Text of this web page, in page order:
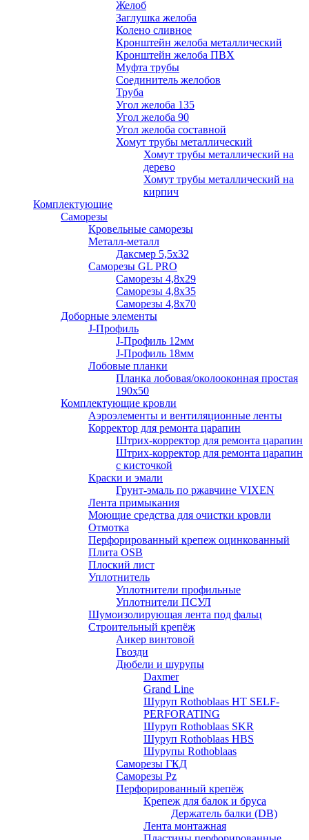
Желоб
Заглушка желоба
Колено сливное
Кронштейн желоба металлический
Кронштейн желоба ПВХ
Муфта трубы
Соединитель желобов
Труба
Угол желоба 135
Угол желоба 90
Угол желоба составной
Хомут трубы металлический
Хомут трубы металлический на
дерево
Хомут трубы металлический на
кирпич
Комплектующие
Саморезы
Кровельные саморезы
Металл-металл
Даксмер 5,5х32
Саморезы GL PRO
Сaморезы 4,8х29
Сaморезы 4,8х35
Сaморезы 4,8х70
Доборные элементы
J-Профиль
J-Профиль 12мм
J-Профиль 18мм
Лобовые планки
Планка лобовая/околооконная простая
190х50
Комплектующие кровли
Аэроэлементы и вентиляционные ленты
Корректор для ремонта царапин
Штрих-корректор для ремонта царапин
Штрих-корректор для ремонта царапин
с кисточкой
Краски и эмали
Грунт-эмаль по ржавчине VIXEN
Лента примыкания
Моющие средства для очистки кровли
Отмотка
Перфорированный крепеж оцинкованный
Плита OSB
Плоский лист
Уплотнитель
Уплотнители профильные
Уплотнители ПСУЛ
Шумоизолирующая лента под фальц
Строительный крепёж
Анкер винтовой
Гвозди
Дюбели и шурупы
Daxmer
Grand Line
Шуруп Rothoblaas HT SELF-
PERFORATING
Шуруп Rothoblaas SKR
Шуруп Rothoblaas НВS
Шурупы Rothoblaas
Саморeзы ГКД
Саморезы Pz
Перфорированный крепёж
Крепеж для балок и бруса
Держатель балки (DB)
Лента монтажнaя